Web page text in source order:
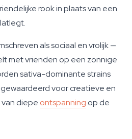
rook in plaats van een
als sociaal en vrolijk —
met vrienden op een zonnige
sativa-dominante strains
voor creatieve en
diepe ontspanning op de